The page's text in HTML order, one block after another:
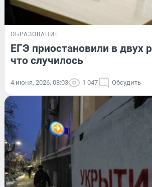
ОБРАЗОВАНИЕ
ЕГЭ приостановили в двух
что случилось
4 июня, 2026, 08:03 1 047 Обсудить